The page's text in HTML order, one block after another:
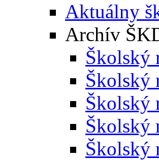
Aktuálny
Archív
Školský
Školský
Školský
Školský
Školský